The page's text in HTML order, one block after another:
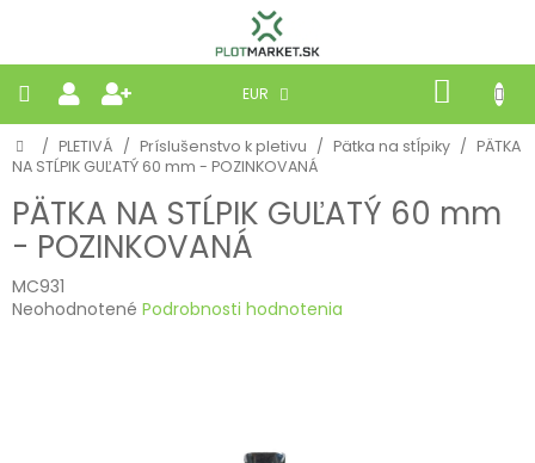
EUR
KOŠÍK
PLETIVÁ
PANELY
BRÁNY
Domov
/ PLETIVÁ / Príslušenstvo k pletivu / Pätka na stĺpiky / PÄTKA
NA STĹPIK GUĽATÝ 60 mm - POZINKOVANÁ
PÄTKA NA STĹPIK GUĽATÝ 60 mm
- POZINKOVANÁ
MC931
Priemerné
Neohodnotené Podrobnosti hodnotenia